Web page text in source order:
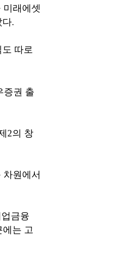
미래에셋
다.
따로
증권 출
2의 창
원에서
금융
는 고